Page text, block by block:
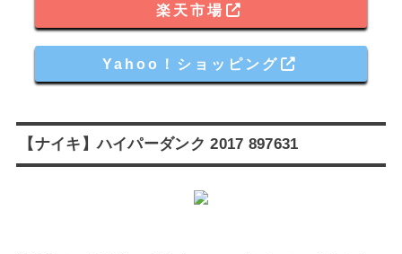
楽天市場
Yahoo！ショッピング
【ナイキ】ハイパーダンク 2017 897631